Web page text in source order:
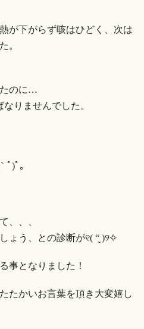
が下がらず咳はひどく、次は
。
のに…
りませんでした。
ﾟ)ﾟ｡
、、、
ょう、との診断が୧( “̮ )୨✧︎
事となりました！
たかいお言葉を頂き大変嬉し